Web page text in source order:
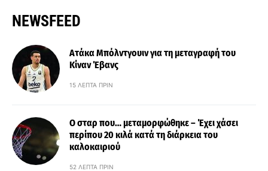
NEWSFEED
Ατάκα Μπόλντγουιν για τη μεταγραφή του
Κίναν Έβανς
15 ΛΕΠΤΆ ΠΡΙΝ
Ο σταρ που… μεταμορφώθηκε – Έχει χάσει
περίπου 20 κιλά κατά τη διάρκεια του
καλοκαιριού
52 ΛΕΠΤΆ ΠΡΙΝ